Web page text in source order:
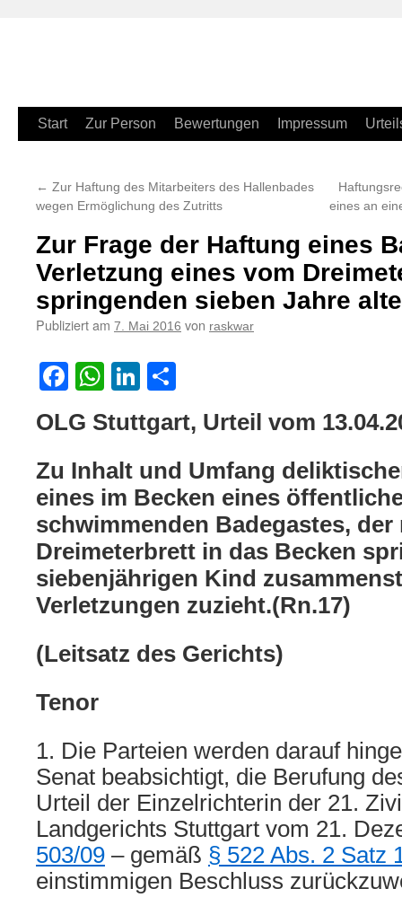
Zum
springen
Start Zur Person Bewertungen Impressum
← Zur Haftung des Mitarbeiters des Hallenbades
wegen Ermöglichung des Zutritts
eines an
Zur Frage der Haftung eines
Verletzung eines vom
springenden sieben Jahre
Publiziert am 7. Mai 2016 von raskwar
Facebook
WhatsApp
LinkedIn
OLG Stuttgart, Urteil vom
Zu Inhalt und Umfang
eines im Becken eines
schwimmenden Badegastes,
Dreimeterbrett in das Becken
siebenjährigen Kind
Verletzungen zuzieht.(Rn.17)
(Leitsatz des Gerichts)
Tenor
1. Die Parteien werden darauf
Senat beabsichtigt, die Berufung
Urteil der Einzelrichterin der 21.
Landgerichts Stuttgart vom 21.
503/09 – gemäß § 522 Abs. 2 Satz
einstimmigen Beschluss